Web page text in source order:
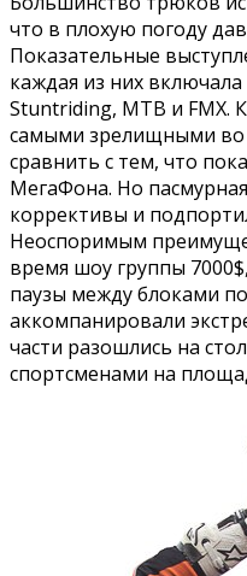
что в плохую погоду
Показательные
каждая из них
Stuntriding, MTB и FMX.
самыми зрелищными во
сравнить с тем, что
МегаФона. Но
коррективы и
Неоспоримым
время шоу группы
паузы между блоками
аккомпанировали
части разошлись на
спортсменами на